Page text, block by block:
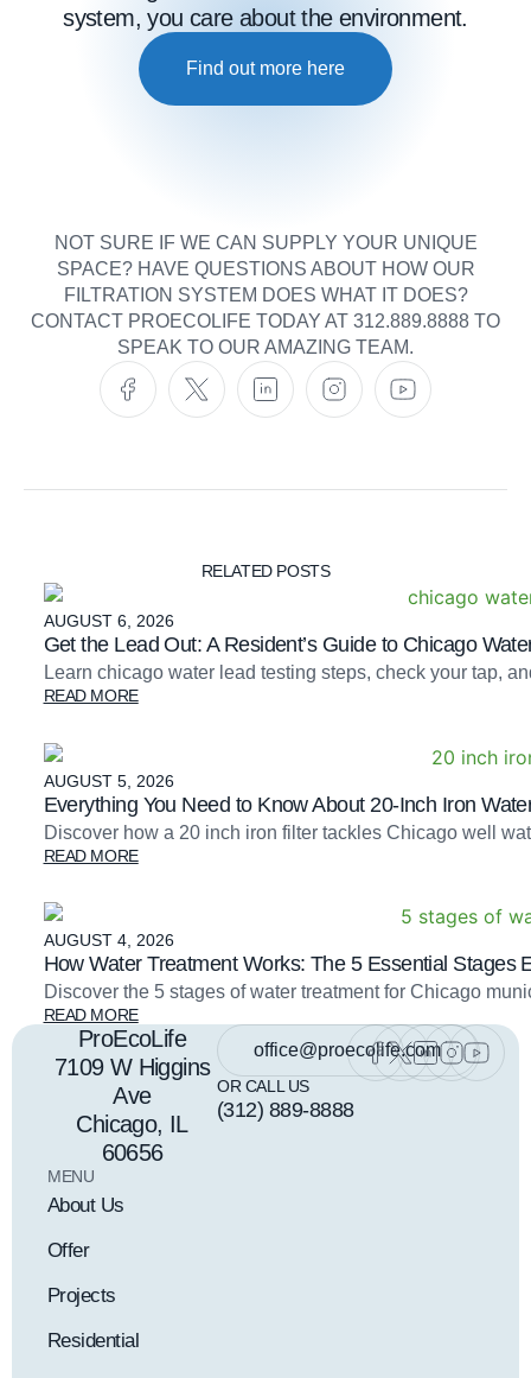
system, you care about the environment.
Find out more here
NOT SURE IF WE CAN SUPPLY YOUR UNIQUE
SPACE? HAVE QUESTIONS ABOUT HOW OUR
FILTRATION SYSTEM DOES WHAT IT DOES?
CONTACT PROECOLIFE TODAY AT 312.889.8888 TO
SPEAK TO OUR AMAZING TEAM.
RELATED POSTS
AUGUST 6, 2026
Get the Lead Out: A Resident’s Guide to Chicago
Learn chicago water lead testing steps, check your tap,
READ MORE
AUGUST 5, 2026
Everything You Need to Know About 20-Inch Iron
Discover how a 20 inch iron filter tackles Chicago well
READ MORE
AUGUST 4, 2026
How Water Treatment Works: The 5 Essential Stages
Discover the 5 stages of water treatment for Chicago
READ MORE
ProEcoLife
7109 W Higgins
Ave
Chicago, IL
60656
office@proecolife.com
OR CALL US
(312) 889-8888
MENU
About Us
Offer
Projects
Residential